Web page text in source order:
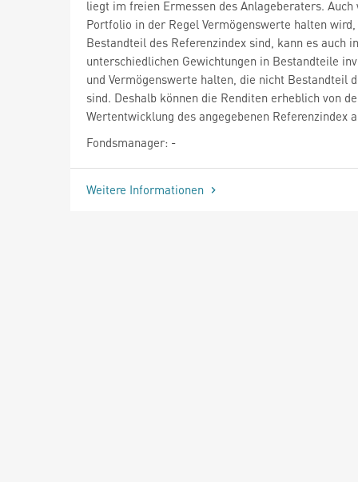
liegt im freien Ermessen des Anlageberaters. Auch
Portfolio in der Regel Vermögenswerte halten
Bestandteil des Referenzindex sind, kann es auch in
unterschiedlichen Gewichtungen in Bestandteile
und Vermögenswerte halten, die nicht Bestandteil
sind. Deshalb können die Renditen erheblich von
Wertentwicklung des angegebenen Referenzindex
Fondsmanager: -
Weitere Informationen